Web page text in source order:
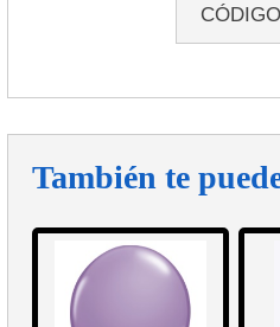
CÓDIGO
También te